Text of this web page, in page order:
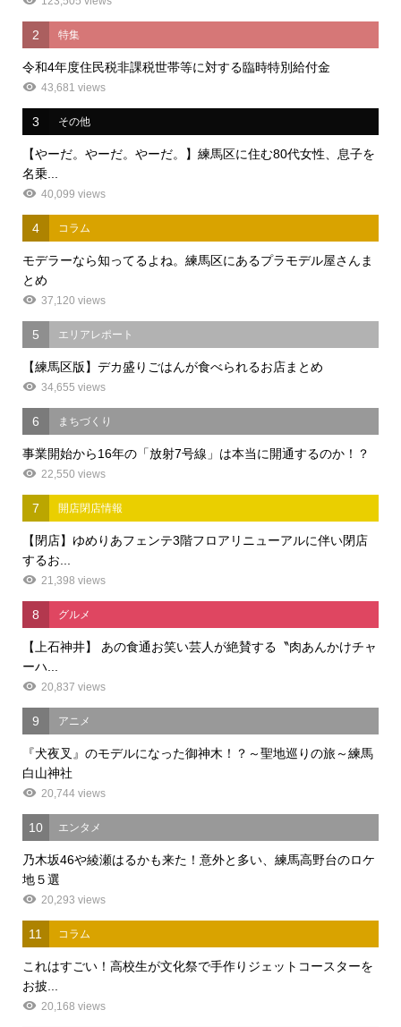
2 特集
令和4年度住民税非課税世帯等に対する臨時特別給付金
43,681 views
3 その他
【やーだ。やーだ。やーだ。】練馬区に住む80代女性、息子を
名乗...
40,099 views
4 コラム
モデラーなら知ってるよね。練馬区にあるプラモデル屋さんま
とめ
37,120 views
5 エリアレポート
【練馬区版】デカ盛りごはんが食べられるお店まとめ
34,655 views
6 まちづくり
事業開始から16年の「放射7号線」は本当に開通するのか！？
22,550 views
7 開店閉店情報
【閉店】ゆめりあフェンテ3階フロアリニューアルに伴い閉店
するお...
21,398 views
8 グルメ
【上石神井】 あの食通お笑い芸人が絶賛する〝肉あんかけチャ
ーハ...
20,837 views
9 アニメ
『犬夜叉』のモデルになった御神木！？～聖地巡りの旅～練馬
白山神社
20,744 views
10 エンタメ
乃木坂46や綾瀬はるかも来た！意外と多い、練馬高野台のロケ
地５選
20,293 views
11 コラム
これはすごい！高校生が文化祭で手作りジェットコースターを
お披...
20,168 views